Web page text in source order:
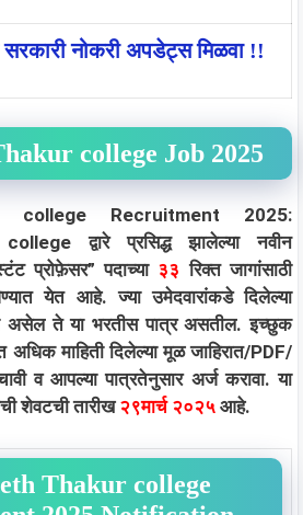
नोकरी अपडेट्स मिळवा !!
college Job 2025
college Recruitment 2025:
द्वारे प्रसिद्ध झालेल्या नवीन
प्रोफ़ेसर” पदाच्या ३३रिक्त जागांसाठी
येत आहे. ज्या उमेदवारांकडे दिलेल्या
असेल ते या भरतीस पात्र असतील. इच्छुक
अधिक माहिती दिलेल्या मूळ जाहिरात/PDF/
व आपल्या पात्रतेनुसार अर्ज करावा. या
शेवटची तारीख२९मार्च २०२५ आहे.
Thakur college